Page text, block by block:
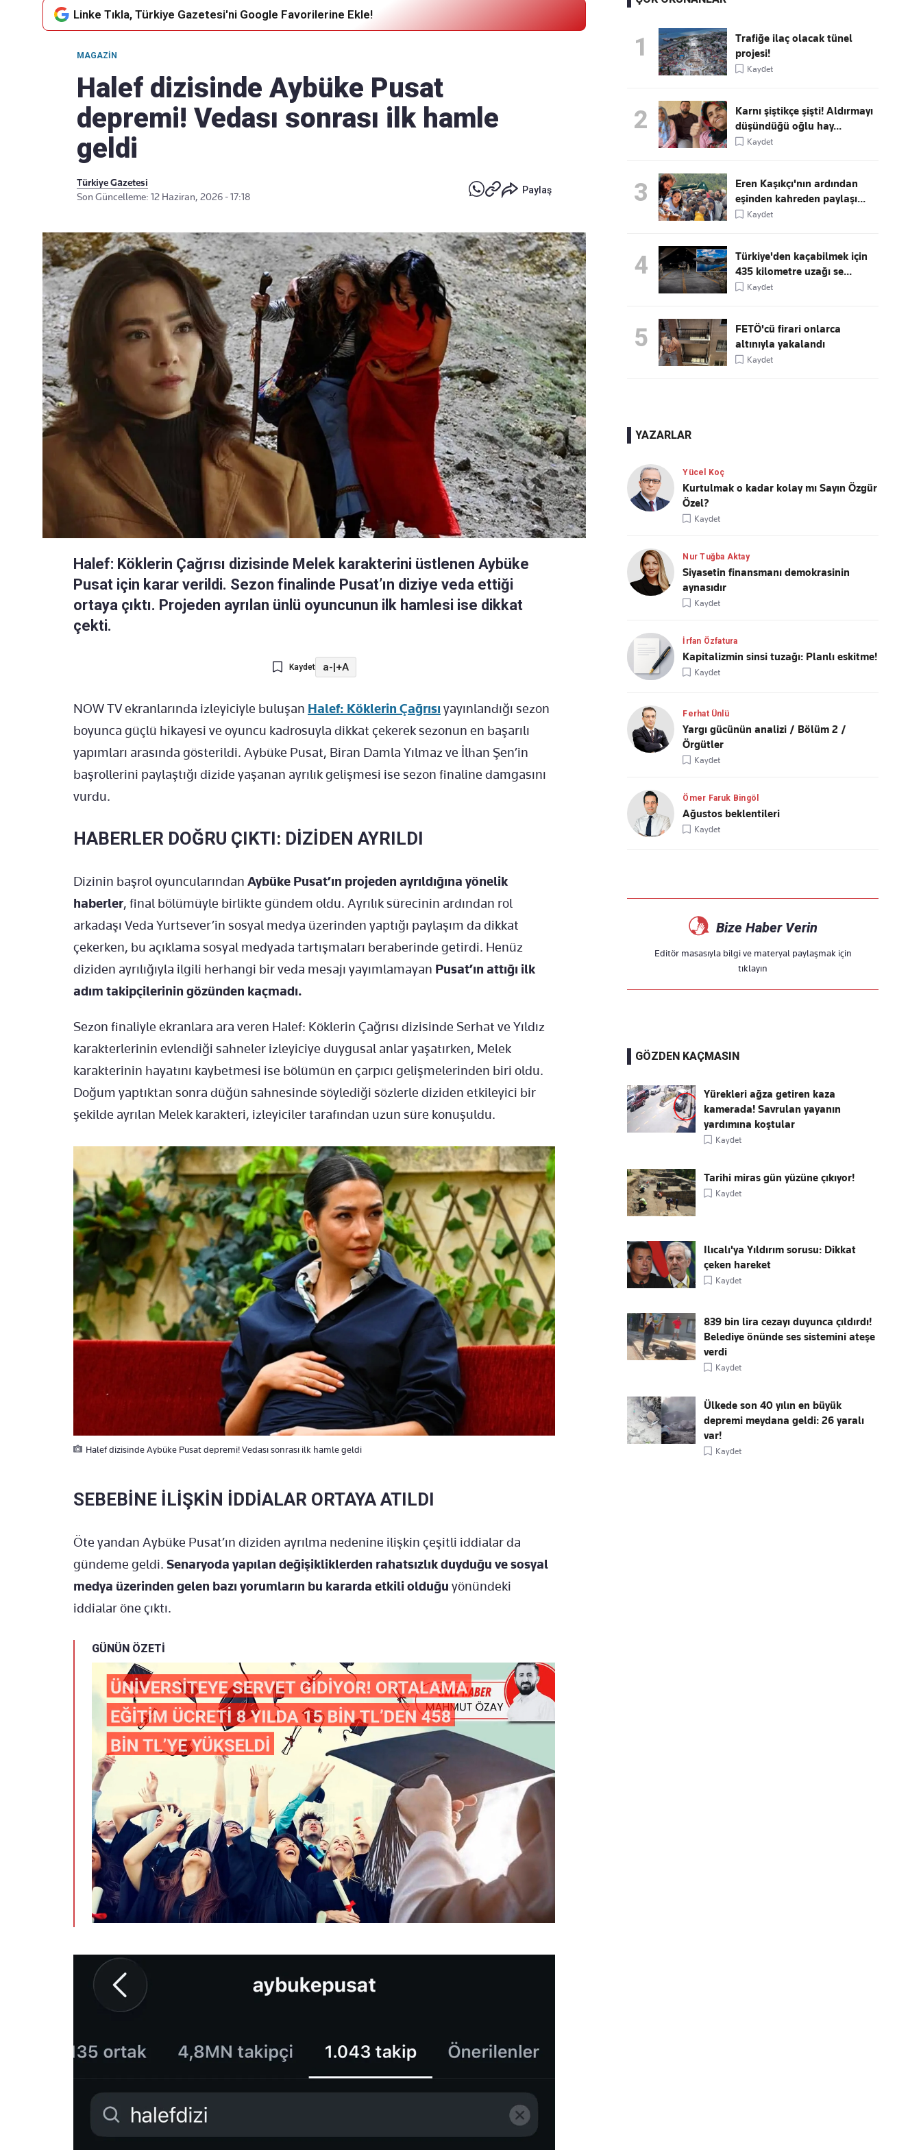
akışımıza ulaşın
göndermek için
Kaçırmayın
Ücretsiz üye olun, gündemi
Linke Tıkla, Türkiye Gazetesi'ni Google Favorilerine Ekle!
MAGAZIN
Halef dizisinde Aybüke Pusat
depremi! Vedası sonrası ilk hamle
geldi
Türkiye Gazetesi
Son Güncelleme: 12 Haziran, 2026 - 17:18
Paylaş
Halef: Köklerin Çağrısı dizisinde Melek karakterini üstlenen Aybüke
Pusat için karar verildi. Sezon finalinde Pusat’ın diziye veda ettiği
ortaya çıktı. Projeden ayrılan ünlü oyuncunun ilk hamlesi ise dikkat
çekti.
Kaydet a-|+A
NOW TV ekranlarında izleyiciyle buluşan Halef: Köklerin Çağrısı yayınlandığı sezon
boyunca güçlü hikayesi ve oyuncu kadrosuyla dikkat çekerek sezonun en başarılı
yapımları arasında gösterildi. Aybüke Pusat, Biran Damla Yılmaz ve İlhan Şen’in
başrollerini paylaştığı dizide yaşanan ayrılık gelişmesi ise sezon finaline damgasını
vurdu.
HABERLER DOĞRU ÇIKTI: DİZİDEN AYRILDI
Dizinin başrol oyuncularından Aybüke Pusat’ın projeden ayrıldığına yönelik
haberler, final bölümüyle birlikte gündem oldu. Ayrılık sürecinin ardından rol
arkadaşı Veda Yurtsever’in sosyal medya üzerinden yaptığı paylaşım da dikkat
çekerken, bu açıklama sosyal medyada tartışmaları beraberinde getirdi. Henüz
diziden ayrılığıyla ilgili herhangi bir veda mesajı yayımlamayan Pusat’ın attığı ilk
adım takipçilerinin gözünden kaçmadı.
Sezon finaliyle ekranlara ara veren Halef: Köklerin Çağrısı dizisinde Serhat ve Yıldız
karakterlerinin evlendiği sahneler izleyiciye duygusal anlar yaşatırken, Melek
karakterinin hayatını kaybetmesi ise bölümün en çarpıcı gelişmelerinden biri oldu.
Doğum yaptıktan sonra düğün sahnesinde söylediği sözlerle diziden etkileyici bir
şekilde ayrılan Melek karakteri, izleyiciler tarafından uzun süre konuşuldu.
Halef dizisinde Aybüke Pusat depremi! Vedası sonrası ilk hamle geldi
SEBEBİNE İLİŞKİN İDDİALAR ORTAYA ATILDI
Öte yandan Aybüke Pusat’ın diziden ayrılma nedenine ilişkin çeşitli iddialar da
gündeme geldi. Senaryoda yapılan değişikliklerden rahatsızlık duyduğu ve sosyal
medya üzerinden gelen bazı yorumların bu kararda etkili olduğu yönündeki
iddialar öne çıktı.
GÜNÜN ÖZETİ
1
Trafiğe ilaç olacak tünel
projesi!
Kaydet
2
Karnı şiştikçe şişti! Aldırmayı
düşündüğü oğlu hay...
Kaydet
3
Eren Kaşıkçı'nın ardından
eşinden kahreden paylaşı...
Kaydet
4
Türkiye'den kaçabilmek için
435 kilometre uzağı se...
Kaydet
5
FETÖ'cü firari onlarca
altınıyla yakalandı
Kaydet
YAZARLAR
Yücel Koç
Kurtulmak o kadar kolay mı Sayın Özgür
Özel?
Kaydet
Nur Tuğba Aktay
Siyasetin finansmanı demokrasinin
aynasıdır
Kaydet
İrfan Özfatura
Kapitalizmin sinsi tuzağı: Planlı eskitme!
Kaydet
Ferhat Ünlü
Yargı gücünün analizi / Bölüm 2 /
Örgütler
Kaydet
Ömer Faruk Bingöl
Ağustos beklentileri
Kaydet
Bize Haber Verin
Editör masasıyla bilgi ve materyal paylaşmak için
tıklayın
GÖZDEN KAÇMASIN
Yürekleri ağza getiren kaza
kamerada! Savrulan yayanın
yardımına koştular
Kaydet
Tarihi miras gün yüzüne çıkıyor!
Kaydet
Ilıcalı'ya Yıldırım sorusu: Dikkat
çeken hareket
Kaydet
839 bin lira cezayı duyunca çıldırdı!
Belediye önünde ses sistemini ateşe
verdi
Kaydet
Ülkede son 40 yılın en büyük
depremi meydana geldi: 26 yaralı
var!
Kaydet